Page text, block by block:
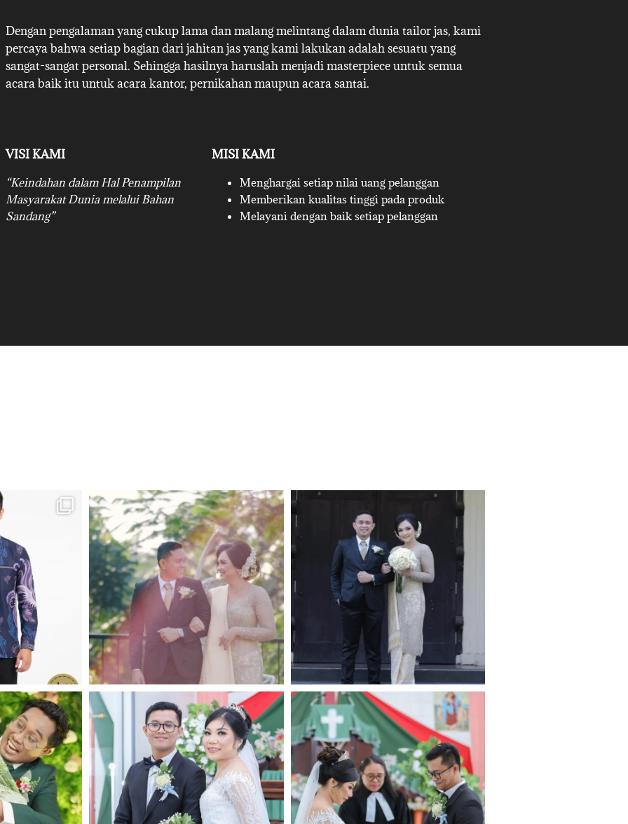
Dengan pengalaman yang cukup lama dan malang melintang dalam dunia tailor jas, kami
percaya bahwa setiap bagian dari jahitan jas yang kami lakukan adalah sesuatu yang
sangat-sangat personal. Sehingga hasilnya haruslah menjadi masterpiece untuk semua
acara baik itu untuk acara kantor, pernikahan maupun acara santai.
VISI KAMI
“Keindahan dalam Hal Penampilan
Masyarakat Dunia melalui Bahan
Sandang”
MISI KAMI
Menghargai setiap nilai uang pelanggan
Memberikan kualitas tinggi pada produk
Melayani dengan baik setiap pelanggan